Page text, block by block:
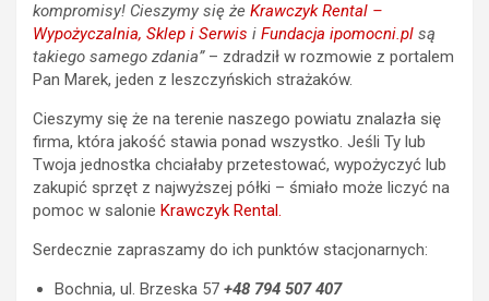
kompromisy! Cieszymy się że Krawczyk Rental –
Wypożyczalnia, Sklep i Serwis i Fundacja ipomocni.pl są
takiego samego zdania”– zdradził w rozmowie z portalem
Pan Marek, jeden z leszczyńskich strażaków.
Cieszymy się że na terenie naszego powiatu znalazła się
firma, która jakość stawia ponad wszystko. Jeśli Ty lub
Twoja jednostka chciałaby przetestować, wypożyczyć lub
zakupić sprzęt z najwyższej półki – śmiało może liczyć na
pomoc w salonie Krawczyk Rental.
Serdecznie zapraszamy do ich punktów stacjonarnych:
Bochnia, ul. Brzeska 57 +48 794 507 407